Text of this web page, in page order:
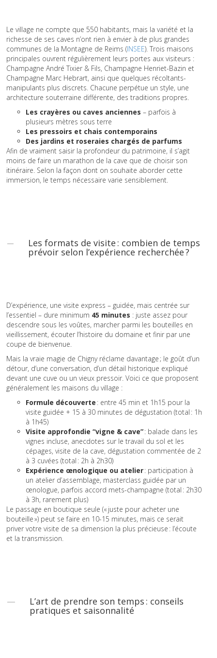
Le village ne compte que 550 habitants, mais la variété et la
richesse de ses caves n’ont rien à envier à de plus grandes
communes de la Montagne de Reims (INSEE). Trois maisons
principales ouvrent régulièrement leurs portes aux visiteurs :
Champagne André Tixier & Fils, Champagne Henriet-Bazin et
Champagne Marc Hebrart, ainsi que quelques récoltants-
manipulants plus discrets. Chacune perpétue un style, une
architecture souterraine différente, des traditions propres.
Les crayères ou caves anciennes – parfois à
plusieurs mètres sous terre
Les pressoirs et chais contemporains
Des jardins et roseraies chargés de parfums
Afin de vraiment saisir la profondeur du patrimoine, il s’agit
moins de faire un marathon de la cave que de choisir son
itinéraire. Selon la façon dont on souhaite aborder cette
immersion, le temps nécessaire varie sensiblement.
Les formats de visite : combien de temps
prévoir selon l’expérience recherchée ?
D’expérience, une visite express – guidée, mais centrée sur
l’essentiel – dure minimum 45 minutes : juste assez pour
descendre sous les voûtes, marcher parmi les bouteilles en
vieillissement, écouter l’histoire du domaine et finir par une
coupe de bienvenue.
Mais la vraie magie de Chigny réclame davantage ; le goût d’un
détour, d’une conversation, d’un détail historique expliqué
devant une cuve ou un vieux pressoir. Voici ce que proposent
généralement les maisons du village :
Formule découverte : entre 45 min et 1h15 pour la
visite guidée + 15 à 30 minutes de dégustation (total : 1h
à 1h45)
Visite approfondie “vigne & cave”: balade dans les
vignes incluse, anecdotes sur le travail du sol et les
cépages, visite de la cave, dégustation commentée de 2
à 3 cuvées (total : 2h à 2h30)
Expérience œnologique ou atelier: participation à
un atelier d’assemblage, masterclass guidée par un
œnologue, parfois accord mets-champagne (total : 2h30
à 3h, rarement plus)
Le passage en boutique seule (« juste pour acheter une
bouteille ») peut se faire en 10-15 minutes, mais ce serait
priver votre visite de sa dimension la plus précieuse : l’écoute
et la transmission.
L’art de prendre son temps : conseils
pratiques et saisonnalité